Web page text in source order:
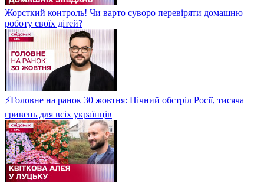
Жорсткий контроль! Чи варто суворо перевіряти домашню
роботу своїх дітей?
⚡Головне на ранок 30 жовтня: Нічний обстріл Росії, тисяча
гривень для всіх українців